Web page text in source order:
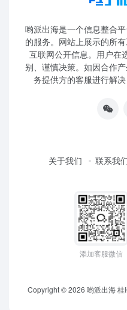
哟派出海是一个信息整合
的服务。网站上展示的所
互联网公开信息。用户在
别、谨慎决策。如因合作
务提供方的客服进行解
关于我们 联系我
添加客服微信
Copyright © 2026 哟派出海桂